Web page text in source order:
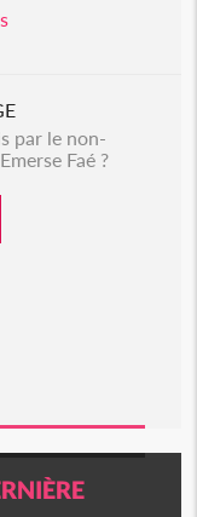
par le non-
Faé ?